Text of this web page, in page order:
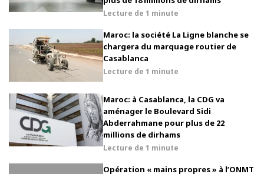
Lecture de 1 minute
Maroc: la société La Ligne blanche se
chargera du marquage routier de
Casablanca
Lecture de 1 minute
Maroc: à Casablanca, la CDG va
aménager le Boulevard Sidi
Abderrahmane pour plus de 22
millions de dirhams
Lecture de 1 minute
Opération « mains propres » à l’ONMT